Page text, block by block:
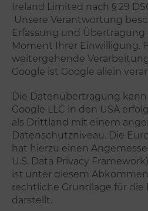
Ireland Limited nach § 29
Unsere Verantwortung
Erfassung und Übertragung
Moment Ihrer Einwilligung.
weitergehende
Google ist Google allein
Die Datenübertragung kann
Google LLC in den USA
als Drittland mit einem
Datenschutzniveau. Die
hat hierzu einen
U.S. Data Privacy
ist unter diesem
rechtliche Grundlage für
darstellt.